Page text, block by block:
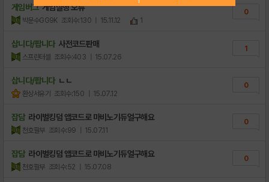
게임버그 게임실행 오류
박문수GG9K 조회수:130 | 15.11.12 1
0
삽니다/팝니다 사전코드판매
스프린터셀 조회수:403 | 15.07.26
1
삽니다/팝니다 ㄴㄴ
환상서유기 조회수:150 | 15.07.12
0
잡담 라이벌킹덤 앱코드로 마비노기듀얼구해요
천호팔부 조회수:99 | 15.07.11
0
잡담 라이벌킹덤 앱코드로 마비노기듀얼구해요
천호팔부 조회수:52 | 15.07.08
0